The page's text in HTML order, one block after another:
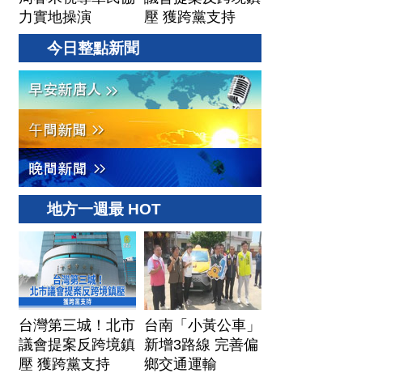
力實地操演
壓 獲跨黨支持
今日整點新聞
地方一週最 HOT
台灣第三城！北市
議會提案反跨境鎮
壓 獲跨黨支持
台南「小黃公車」
新增3路線 完善偏
鄉交通運輸